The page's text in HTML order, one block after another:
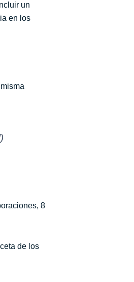
un
en los
8
de los